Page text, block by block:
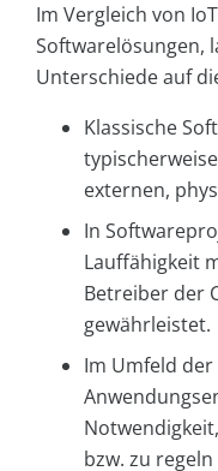
Im Vergleich von
Softwarelösungen,
Unterschiede auf
Klassische
externen,
In
Lauffähigkeit
Betreiber der
gewährleistet.
Im Umfeld
bzw. zu